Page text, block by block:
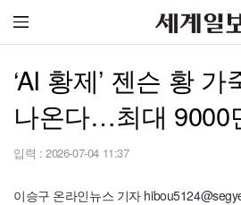
‘AI 황제’ 젠슨 황
나온다…최대 9000
입력 : 2026-07-04 11:37
이승구 온라인뉴스 기자